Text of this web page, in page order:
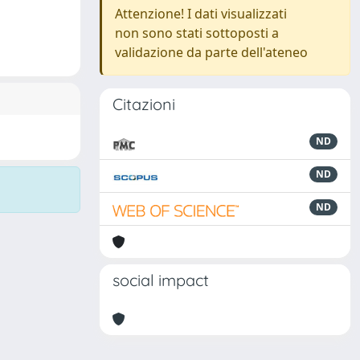
Attenzione! I dati visualizzati
non sono stati sottoposti a
validazione da parte dell'ateneo
Citazioni
ND
ND
ND
social impact